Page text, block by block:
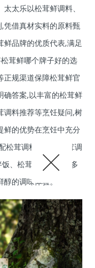
太乐以松茸鲜调料、
凭借真材实料的原料甄
品牌的优质代表,满足
茸鲜哪个牌子好的选
正规渠道保障松茸鲜官
确答案,以丰富的松茸鲜
调料推荐等烹饪疑问,树
鲜的优势在烹饪中充分
松茸调料拌面、松茸调
、松茸调料煲汤等多
的调味体验。